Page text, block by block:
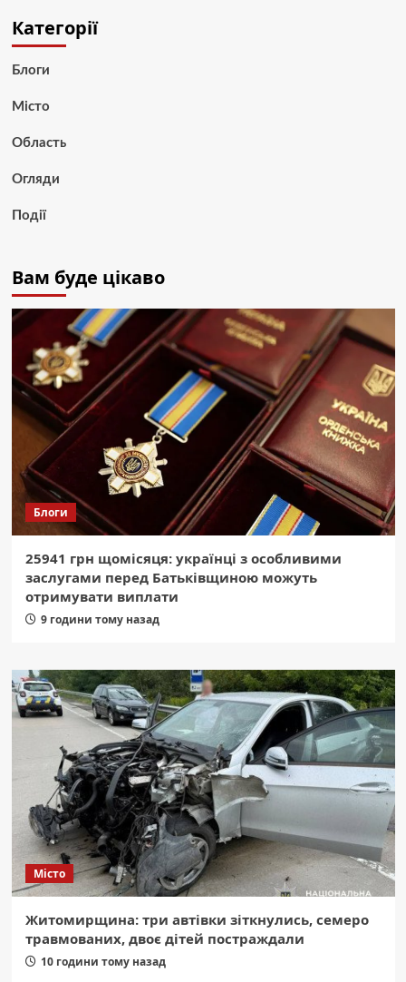
Категорії
Блоги
Місто
Область
Огляди
Події
Вам буде цікаво
Блоги
25941 грн щомісяця: українці з особливими
заслугами перед Батьківщиною можуть
отримувати виплати
9 години тому назад
Місто
Житомирщина: три автівки зіткнулись, семеро
травмованих, двоє дітей постраждали
10 години тому назад